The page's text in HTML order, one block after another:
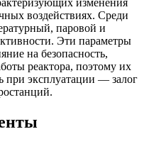
воздействиях. Среди
паровой и
Эти параметры
на безопасность,
реактора, поэтому их
при эксплуатации — залог